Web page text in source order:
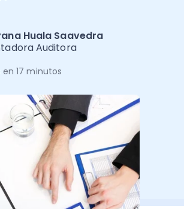
y Administración
Huala Saavedra
Auditora
en 17 minutos